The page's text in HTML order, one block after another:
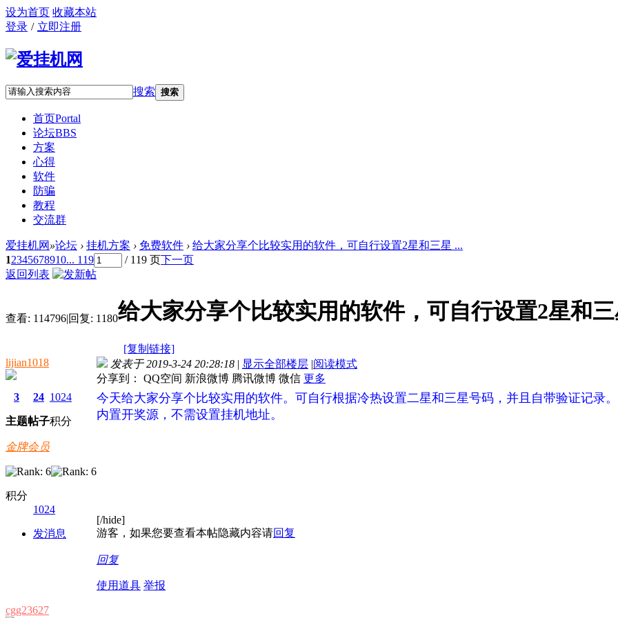
设为首页 收藏本站
登录 / 立即注册
搜索 搜索
首页Portal
论坛BBS
方案
心得
软件
防骗
教程
交流群
爱挂机网 »论坛 › 挂机方案 › 免费软件 › 给大家分享个比较实用的软件，可自行设置2星和三星 ...
12345678910... 119 / 119 页下一页
返回列表
查看: 114796|回复: 1180给大家分享个比较实用的软件，可自行设置2星和
[复制链接]
lijian1018
3
主题
24
帖子
1024
积分
金牌会员
积分
1024
发消息
发表于 2019-3-24 20:28:18 | 显示全部楼层 |阅读模式
分享到：
QQ空间 新浪微博 腾讯微博 微信 更多
今天给大家分享个比较实用的软件。可自行根据冷热设置二星和三星号码，并且自带验证记录。
内置开奖源，不需设置挂机地址。
[/hide]
游客，如果您要查看本帖隐藏内容请回复
回复
使用道具 举报
cgg23627